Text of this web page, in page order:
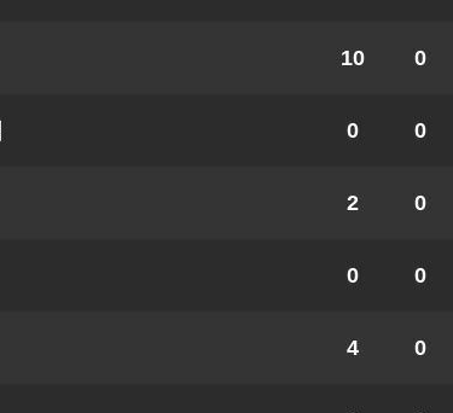
10 0
0 0
2 0
0 0
4 0